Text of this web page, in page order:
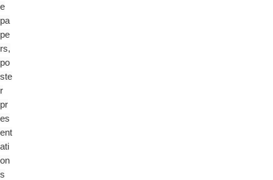
e
pa
pe
rs,
po
ste
r
pr
es
ent
ati
on
s